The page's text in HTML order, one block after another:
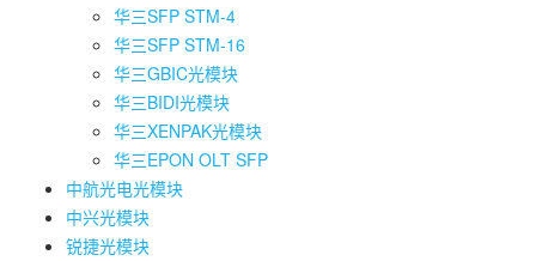
华三SFP STM-4
华三SFP STM-16
华三GBIC光模块
华三BIDI光模块
华三XENPAK光模块
华三EPON OLT SFP
中航光电光模块
中兴光模块
锐捷光模块